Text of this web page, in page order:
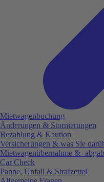
Mietwagenbuchung
Änderungen & Stornierungen
Bezahlung & Kaution
Versicherungen & was Sie
Mietwagenübernahme & -
Car Check
Panne, Unfall & Strafzettel